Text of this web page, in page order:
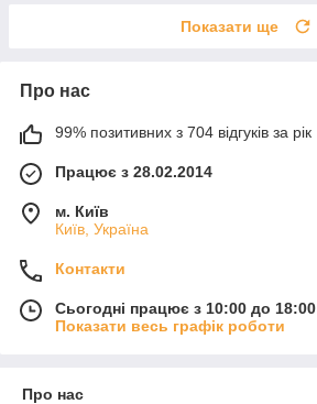
Показати ще
Про нас
99% позитивних з 704 відгуків за рік
Працює з 28.02.2014
м. Київ
Київ, Україна
Контакти
Сьогодні працює з 10:00 до 18:00
Показати весь графік роботи
Про нас